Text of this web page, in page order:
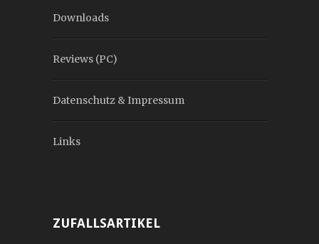
Downloads
Reviews (PC)
Datenschutz & Impressum
Links
ZUFALLSARTIKEL